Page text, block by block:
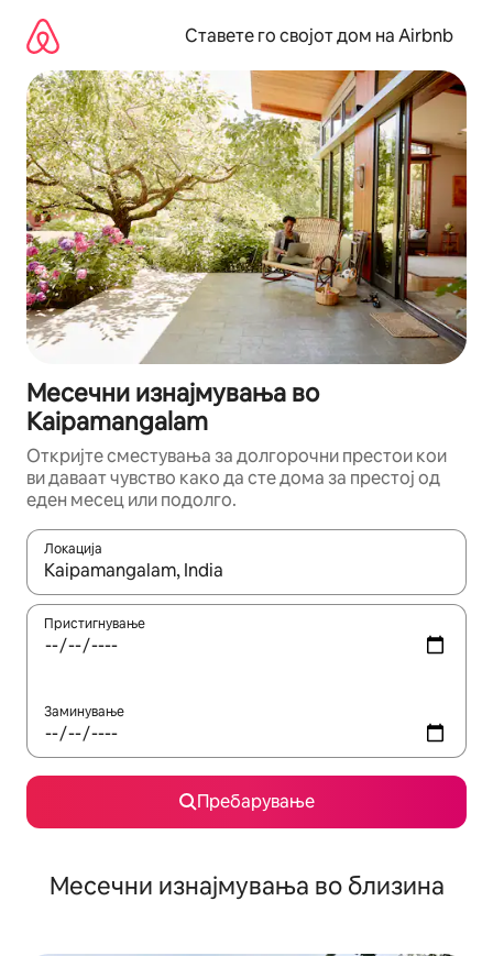
содржина
Ставете го својот дом на Airbnb
Месечни изнајмувања во
Kaipamangalam
Откријте сместувања за долгорочни престои кои
ви даваат чувство како да сте дома за престој од
еден месец или подолго.
Локација
Кога резултатите се достапни, движете се со копчињата
Пристигнување
Заминување
Пребарување
Месечни изнајмувања во близина